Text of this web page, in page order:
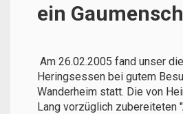
ein
Am 26.02.2005 fand unser
Heringsessen bei gutem
Wanderheim statt. Die von
Lang vorzüglich zubereiteten